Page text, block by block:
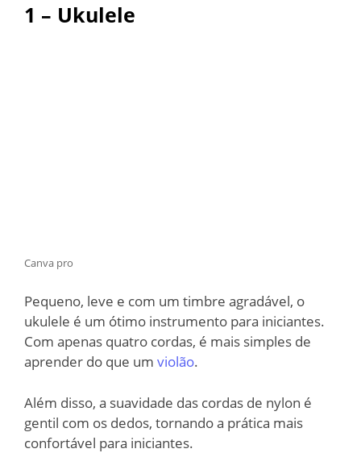
1 – Ukulele
Canva pro
Pequeno, leve e com um timbre agradável, o
ukulele é um ótimo instrumento para iniciantes.
Com apenas quatro cordas, é mais simples de
aprender do que um violão.
Além disso, a suavidade das cordas de nylon é
gentil com os dedos, tornando a prática mais
confortável para iniciantes.